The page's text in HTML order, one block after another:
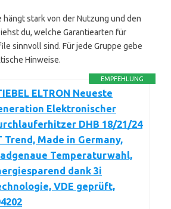
hängt stark von der Nutzung und den
du, welche Garantiearten für
sinnvoll sind. Für jede Gruppe gebe
Hinweise.
EMPFEHLUNG
ELTRON Neueste
Elektronischer
DHB 18/21/24
Trend, Made in Germany,
Temperaturwahl,
dank 3i
VDE geprüft,